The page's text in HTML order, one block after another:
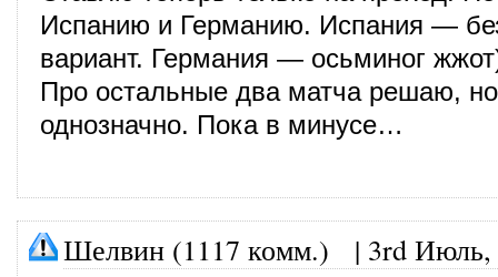
Испанию и Германию. Испания —
вариант. Германия — осьминог
Про остальные два матча решаю,
однозначно. Пока в минусе…
Шелвин (1117 комм.) | 3rd Июль,